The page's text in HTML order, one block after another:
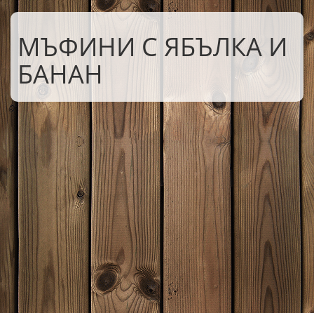
МЪФИНИ С ЯБЪЛКА И
БАНАН